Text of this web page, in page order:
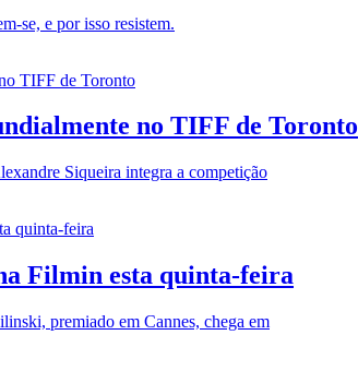
se, e por isso resistem.
no TIFF de Toronto
Siqueira integra a competição
Filmin esta quinta-feira
premiado em Cannes, chega em